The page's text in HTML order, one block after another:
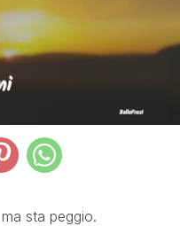
sta peggio.